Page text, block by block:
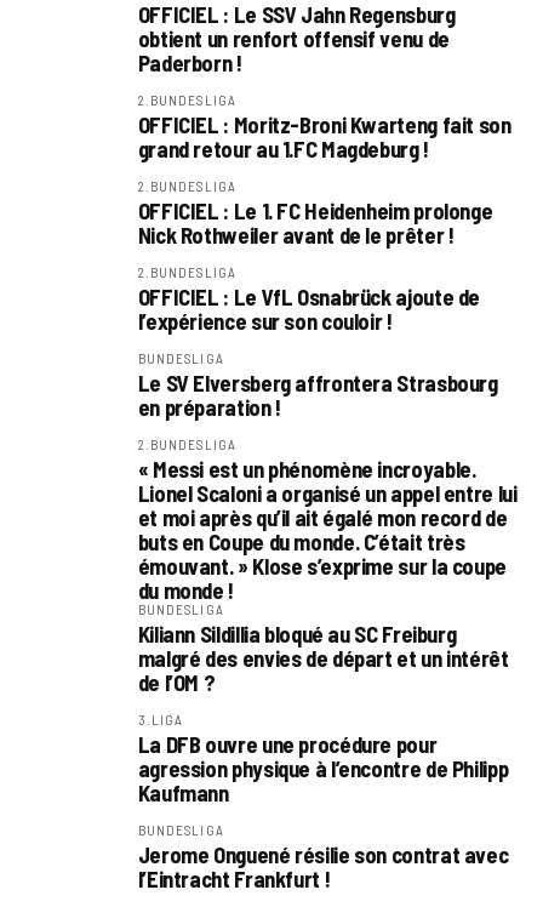
OFFICIEL : Le SSV Jahn Regensburg
obtient un renfort offensif venu de
Paderborn !
2.BUNDESLIGA
OFFICIEL : Moritz-Broni Kwarteng fait son
grand retour au 1.FC Magdeburg !
2.BUNDESLIGA
OFFICIEL : Le 1. FC Heidenheim prolonge
Nick Rothweiler avant de le prêter !
2.BUNDESLIGA
OFFICIEL : Le VfL Osnabrück ajoute de
l’expérience sur son couloir !
BUNDESLIGA
Le SV Elversberg affrontera Strasbourg
en préparation !
2.BUNDESLIGA
« Messi est un phénomène incroyable.
Lionel Scaloni a organisé un appel entre lui
et moi après qu’il ait égalé mon record de
buts en Coupe du monde. C’était très
émouvant. » Klose s’exprime sur la coupe
du monde !
BUNDESLIGA
Kiliann Sildillia bloqué au SC Freiburg
malgré des envies de départ et un intérêt
de l’OM ?
3.LIGA
La DFB ouvre une procédure pour
agression physique à l’encontre de Philipp
Kaufmann
BUNDESLIGA
Jerome Onguené résilie son contrat avec
l’Eintracht Frankfurt !